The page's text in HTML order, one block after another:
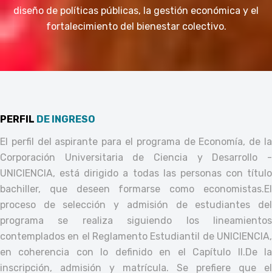
diseño de políticas públicas, la gestión económica y el
fortalecimiento del bienestar colectivo.
PERFIL DE INGRESO
El perfil del aspirante para el programa de Economía, de la
Corporación Universitaria de Ciencia y Desarrollo -
UNICIENCIA, está dirigido a todas las personas con título
bachiller, que deseen formarse como economistas.El
proceso de selección y admisión de estudiantes del
programa se realiza siguiendo los lineamientos
contemplados en el Reglamento Estudiantil de UNICIENCIA,
en coherencia con lo definido en el Capítulo II.De la
inscripción, admisión y matrícula. Se prefiere que el